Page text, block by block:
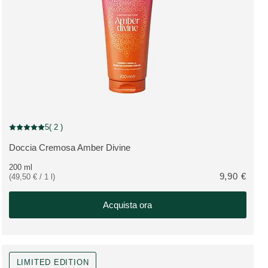
Limited Edition
VEDI PRODOTTO:
Doccia Cremosa Amber Divine
Valutazione attuale: 5 su 5 stelle recensito da 2 consumatori
5( 2 )
200 ml
(49,50 € / 1 l)
9,90 €
Acquista ora
LIMITED EDITION